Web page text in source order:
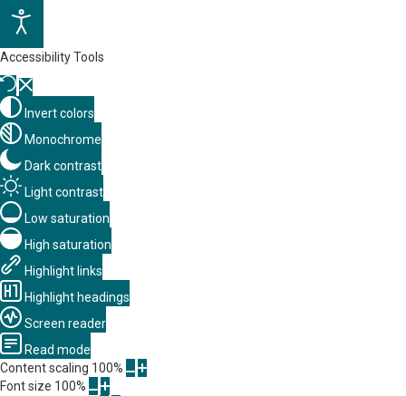
Accessibility Tools
Invert colors
Monochrome
Dark contrast
Light contrast
Low saturation
High saturation
Highlight links
Highlight headings
Screen reader
Read mode
Content scaling 100%
Font size 100%